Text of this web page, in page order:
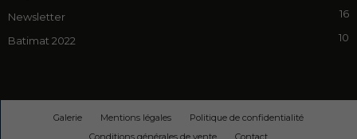
Newsletter 16
Batimat 2022 10
Galerie Mentions légales
Politique de confidentialité
Conditions générales de vente
Contact